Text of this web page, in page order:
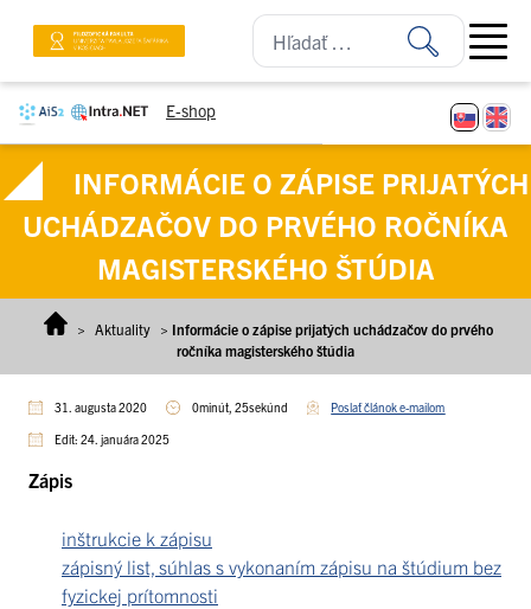
E-shop
Open
INFORMÁCIE O ZÁPISE PRIJATÝCH
UCHÁDZAČOV DO PRVÉHO ROČNÍKA
MAGISTERSKÉHO ŠTÚDIA
> Aktuality > Informácie o zápise prijatých uchádzačov do prvého
ročníka magisterského štúdia
31. augusta 2020 0minút, 25sekúnd Poslať článok e-mailom
Edit: 24. januára 2025
Zápis
inštrukcie k zápisu
zápisný list, súhlas s vykonaním zápisu na štúdium bez
fyzickej prítomnosti